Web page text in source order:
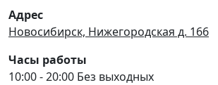
Адрес
Новосибирск, Нижегородская д. 166
Часы работы
10:00 - 20:00 Без выходных